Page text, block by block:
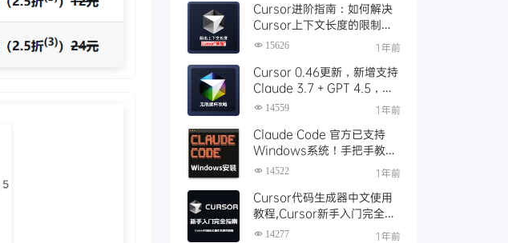
Cursor进阶指南：如何解决
Cursor上下文长度的限制超
出后”降智“问题
15626 1年前
Cursor 0.46更新，新增支持
Claude 3.7 + GPT 4.5，
Cursor Pro 无限续杯攻略，
14559 1年前
Claude Code 官方已支持
Windows系统！手把手教你
免费安装使用Claude Code
14522 1年前
Cursor代码生成器中文使用
教程,Cursor新手入门完全指
南,全网最全面详细的Cursor
14277 1年前